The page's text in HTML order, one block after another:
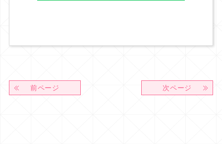
前ページ 次ページ